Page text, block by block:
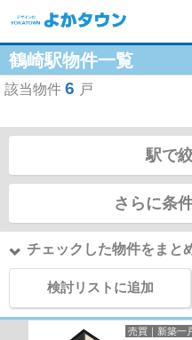
鶴崎駅物件一覧
該当物件 6 戸
駅で
さらに条
チェックした物件をまと
検討リストに追加
売買｜新築一